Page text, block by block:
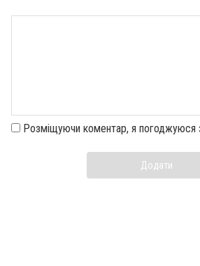
Розміщуючи коментар, я погоджуюся
Додати